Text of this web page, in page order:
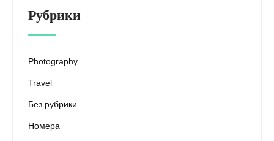
Рубрики
Photography
Travel
Без рубрики
Номера